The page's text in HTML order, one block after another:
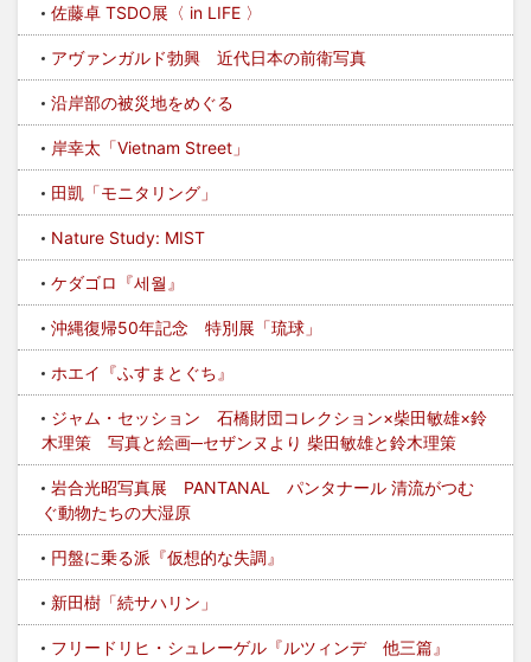
佐藤卓 TSDO展〈 in LIFE 〉
アヴァンガルド勃興 近代日本の前衛写真
沿岸部の被災地をめぐる
岸幸太「Vietnam Street」
田凱「モニタリング」
Nature Study: MIST
ケダゴロ『세월』
沖縄復帰50年記念 特別展「琉球」
ホエイ『ふすまとぐち』
ジャム・セッション 石橋財団コレクション×柴田敏雄×鈴
木理策 写真と絵画─セザンヌより 柴田敏雄と鈴木理策
岩合光昭写真展 PANTANAL パンタナール 清流がつむ
ぐ動物たちの大湿原
円盤に乗る派『仮想的な失調』
新田樹「続サハリン」
フリードリヒ・シュレーゲル『ルツィンデ 他三篇』